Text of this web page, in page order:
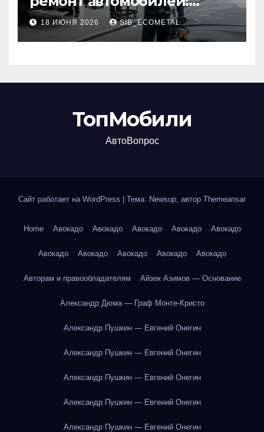
наличие оригинальных
запчастей производителя
и сроки выполнения работ
18 ИЮНЯ 2026 SIB_ECOMETAL
ТопМобили
АвтоВопрос
Сайт работает на WordPress Тема: Newsup, автор Themeansar
Home Авокадо Авокадо Авокадо Авокадо Авокадо
Авокадо Авокадо Авокадо Авокадо Авокадо
Авторам и правообладателям Айзек Азимов — Основание
Александр Дюма — Граф Монте-Кристо
Александр Пушкин — Евгений Онегин
Александр Пушкин — Евгений Онегин
Александр Пушкин — Евгений Онегин
Александр Пушкин — Евгений Онегин
Александр Пушкин — Евгений Онегин